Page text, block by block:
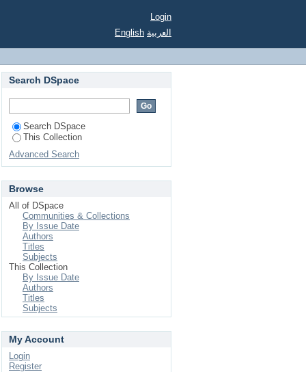
Login
English العربية
Search DSpace
Search DSpace
This Collection
Advanced Search
Browse
All of DSpace
Communities & Collections
By Issue Date
Authors
Titles
Subjects
This Collection
By Issue Date
Authors
Titles
Subjects
My Account
Login
Register